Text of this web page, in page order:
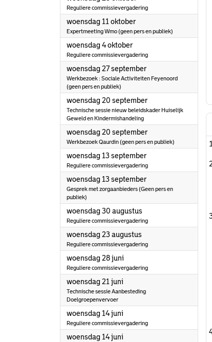
Reguliere commissievergadering
woensdag 11 oktober2023
Expertmeeting Wmo (geen pers en publiek)
woensdag 4 oktober2023
Reguliere commissievergadering
woensdag 27 september2023
Werkbezoek : Sociale Activiteiten Feyenoord
(geen pers en publiek)
woensdag 20 september2023
Technische sessie nieuw beleidskader Huiselijk
Geweld en Kindermishandeling
woensdag 20 september2023
Werkbezoek Qaurdin (geen pers en publiek)
woensdag 13 september2023
Reguliere commissievergadering
woensdag 13 september2023
Gesprek met zorgaanbieders (Geen pers en
publiek)
woensdag 30 augustus
Reguliere commissievergadering
woensdag 23 augustus
Reguliere commissievergadering
woensdag 28 juni
Reguliere commissievergadering
woensdag 21 juni
Technische sessie Aanbesteding
Doelgroepenvervoer
woensdag 14 juni
Reguliere commissievergadering
woensdag 14 juni